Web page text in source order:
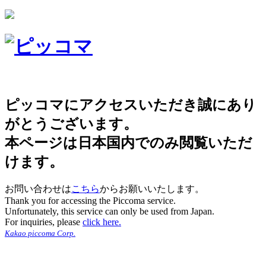
ピッコマにアクセスいただき誠にあり
がとうございます。
本ページは日本国内でのみ閲覧いただ
けます。
お問い合わせはこちらからお願いいたします。
Thank you for accessing the Piccoma service.
Unfortunately, this service can only be used from Japan.
For inquiries, please click here.
Kakao piccoma Corp.